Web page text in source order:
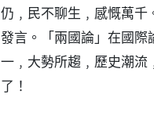
仍﹐民不聊生﹐感慨萬千
發言。「兩國論」在國際
一﹐大勢所趨﹐歷史潮流
了！